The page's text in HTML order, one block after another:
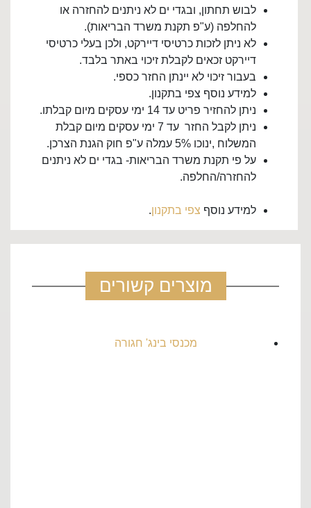
לבוש תחתון, ובגדי ים לא ניתנים להחזרה או
להחלפה (ע"פ תקנת משרד הבריאות).
לא ניתן לזכות כרטיסי דיירקט, ולכן בעלי כרטיסי
דיירקט זכאים לקבלת זיכוי באתר בלבד.
בעבור זיכוי לא יינתן החזר כספי.
למידע נוסף צפי בתקנון.
ניתן להחזיר פריט עד 14 ימי עסקים מיום קבלתו.
ניתן לקבל החזר עד 7 ימי עסקים מיום קבלת
המשלוח ,ינוכו 5% עמלה ע"פ חוק הגנת הצרכן.
על פי תקנת משרד הבריאות- בגדי ים לא ניתנים
להחזרה/החלפה.
למידע נוסף צפי בתקנון.
מוצרים קשורים
מכנסי בינג' חגורה